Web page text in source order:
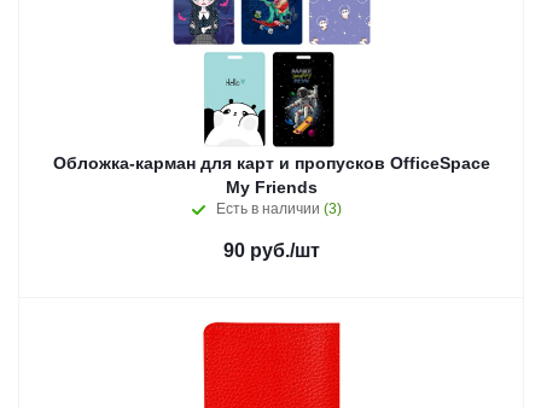
Обложка-карман для карт и пропусков OfficeSpace
My Friends
Есть в наличии (3)
90 руб./шт